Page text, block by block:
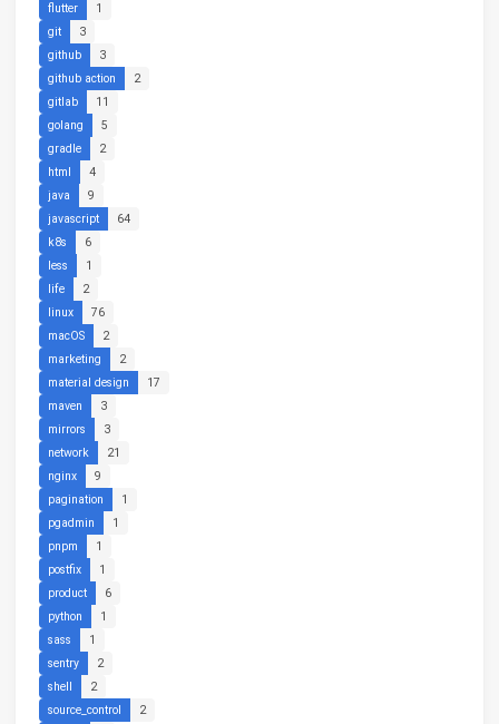
flutter
1
git
3
github
3
github action
2
gitlab
11
golang
5
gradle
2
html
4
java
9
javascript
64
k8s
6
less
1
life
2
linux
76
macOS
2
marketing
2
material design
17
maven
3
mirrors
3
network
21
nginx
9
pagination
1
pgadmin
1
pnpm
1
postfix
1
product
6
python
1
sass
1
sentry
2
shell
2
source_control
2